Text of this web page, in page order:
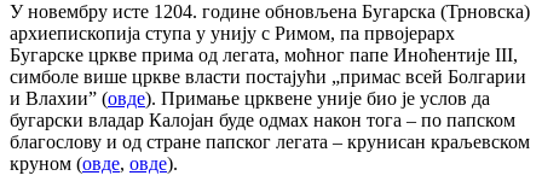
У новембру исте 1204. године обновљена Бугарска (Трновска)
архиепископија ступа у унију с Римом, па првојерарх
Бугарске цркве прима од легата, моћног папе Иноћентије III,
симболе више цркве власти постајући „примас всей Болгарии
и Влахии” (овде). Примање црквене уније био је услов да
бугарски владар Калојан буде одмах након тога – по папском
благослову и од стране папског легата – крунисан краљевском
круном (овде, овде).